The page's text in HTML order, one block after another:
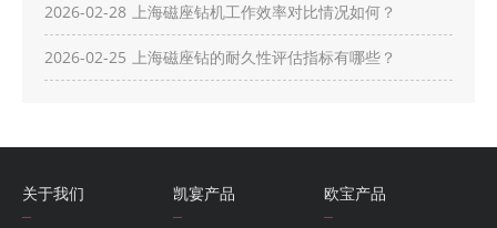
2026-02-28 上海磁座钻机工作效率对比情况如何？
2026-02-25 上海磁座钻的耐久性评估指标有哪些？
关于我们 凯宴产品 欧宝产品